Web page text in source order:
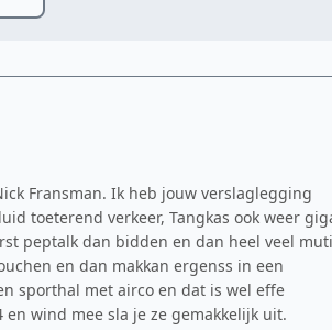
Fransman. Ik heb jouw verslaglegging
toeterend verkeer, Tangkas ook weer
peptalk dan bidden en dan heel veel
en dan makkan ergenss in een
sporthal met airco en dat is wel effe
wind mee sla je ze gemakkelijk uit.